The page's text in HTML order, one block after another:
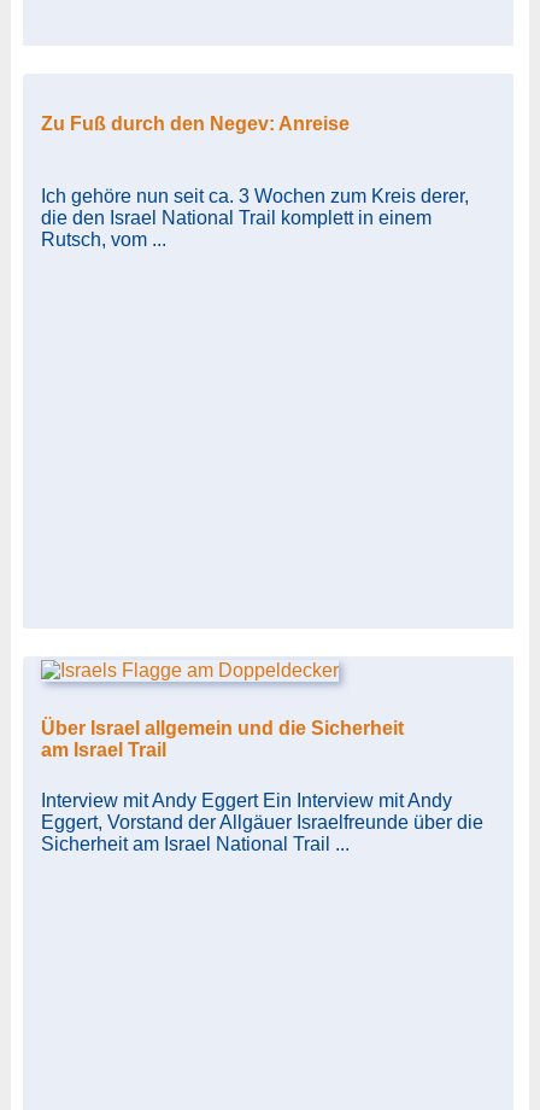
Zu Fuß durch den Negev: Anreise
Ich gehöre nun seit ca. 3 Wochen zum Kreis derer,
die den Israel National Trail komplett in einem
Rutsch, vom ...
Über Israel allgemein und die Sicherheit
am Israel Trail
Interview mit Andy Eggert Ein Interview mit Andy
Eggert, Vorstand der Allgäuer Israelfreunde über die
Sicherheit am Israel National Trail ...